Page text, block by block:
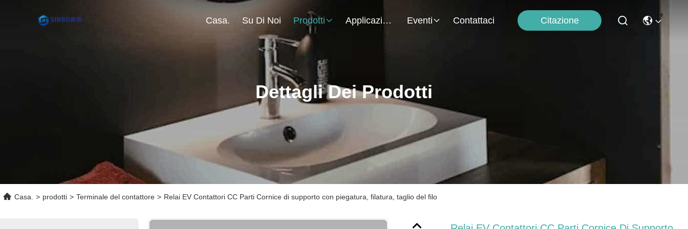
Casa. Su Di Noi Prodotti Applicazione Eventi Contattaci Citazione
Dettagli Dei Prodotti
Casa. > prodotti > Terminale del contattore > Relai EV Contattori CC Parti Cornice di supporto con piegatura, filatura, taglio del filo